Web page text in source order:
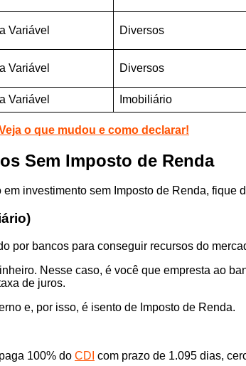
Variável Diversos
Variável Diversos
Variável Imobiliário
o que mudou e como declarar!
Sem Imposto de Renda
investimento sem Imposto de Renda, fique
por bancos para conseguir recursos do
Nesse caso, é você que empresta ao
de juros.
e, por isso, é isento de Imposto de Renda.
100% do CDI com prazo de 1.095 dias,